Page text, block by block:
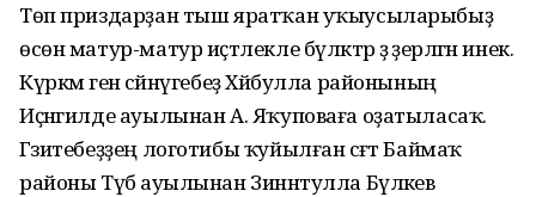
Төп приздарҙан тыш яратҡан уҡыусыларыбыҙ
өсөн матур-матур иҫтәлекле бүләктәр ҙә әҙерләгән инек.
Күркәм генә сәйнүгебеҙ Хәйбулла районының
Иҫәнгилде ауылынан А. Яҡуповаға оҙатыласаҡ.
Гәзитебеҙҙең логотибы ҡуйылған сәғәт Баймаҡ
районы Түбә ауылынан Зиннәтулла Бүләкәев